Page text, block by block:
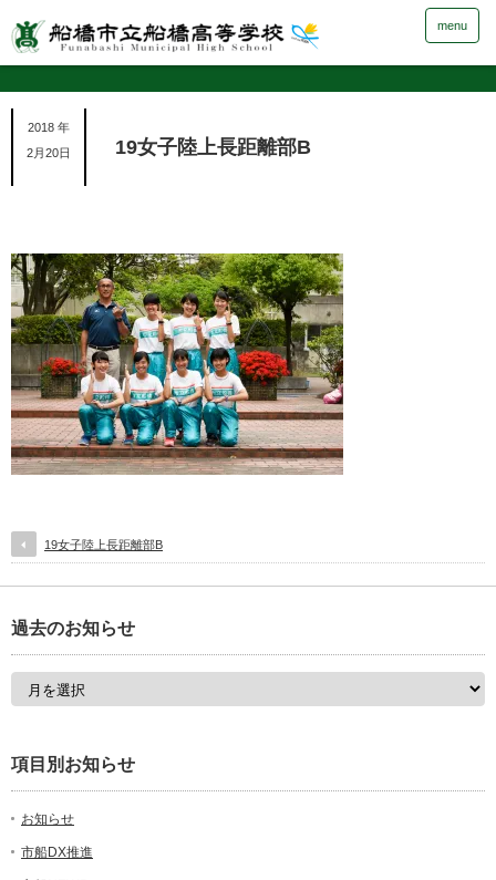
menu
2018 年
2月20日
19女子陸上長距離部B
19女子陸上長距離部B
過去のお知らせ
項目別お知らせ
お知らせ
市船DX推進